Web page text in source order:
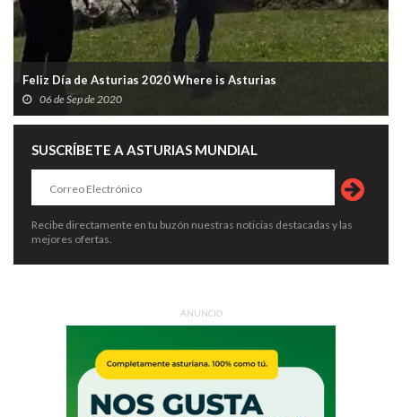
Feliz Día de Asturias 2020 Where is Asturias
06 de Sep de 2020
SUSCRÍBETE A ASTURIAS MUNDIAL
Recibe directamente en tu buzón nuestras noticias destacadas y las
mejores ofertas.
ANUNCIO